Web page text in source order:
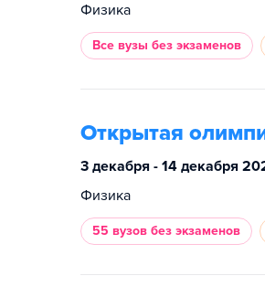
Физика
Все вузы без экзаменов
Открытая
3 декабря - 14 декабря
Физика
55 вузов без экзаменов